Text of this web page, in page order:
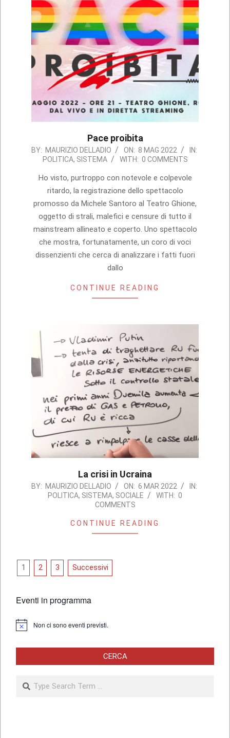
Pace proibita
2022-
08
BY: MAURIZIO DELLADIO ON: 8 MAG 2022
IN:
POLITICA, SISTEMA WITH: 0 COMMENTS
Ho visto, purtroppo con notevole e colpevole
ritardo, la registrazione dello spettacolo
promosso da Michele Santoro al Teatro Ghione,
oggetto di strali, malefici e censure di tutto il
mainstream allineato e coperto. Uno spettacolo
che mostra, fortunatamente, un coro di voci
dissenzienti che cerca di analizzare i fatti fuori
dallo
CONTINUE READING
La crisi in Ucraina
2022-
BY: MAURIZIO DELLADIO ON: 6 MAR 2022
IN:
POLITICA, SISTEMA, SOCIALE WITH: 0
COMMENTS
CONTINUE READING
Paginazione
articoli
1 2 3 Successivi
Eventi in programma
Notice Non ci sono eventi previsti.
CERCA
Search